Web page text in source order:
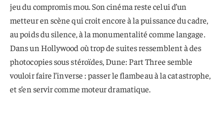
jeu du compromis mou. Son cinéma reste celui d’un
metteur en scène qui croit encore à la puissance du cadre,
au poids du silence, à la monumentalité comme langage.
Dans un Hollywood où trop de suites ressemblent à des
photocopies sous stéroïdes, Dune: Part Three semble
vouloir faire l’inverse : passer le flambeau à la catastrophe,
et s’en servir comme moteur dramatique.